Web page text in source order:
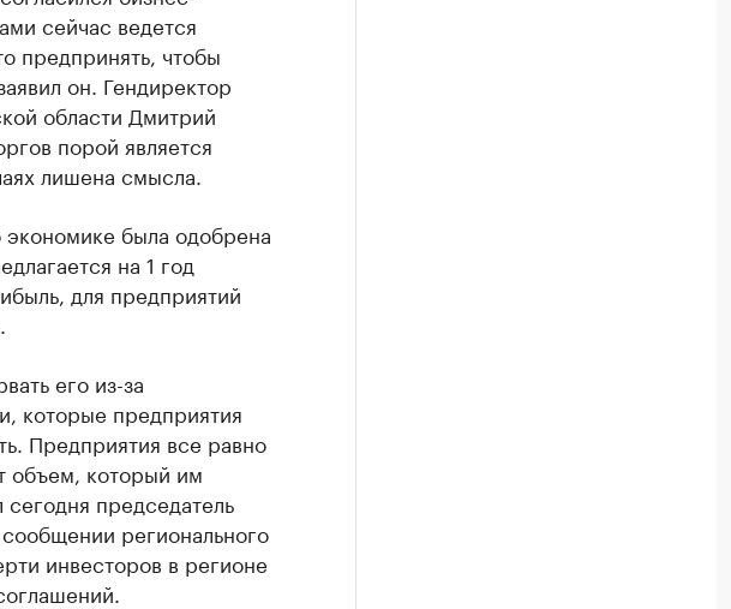
сейчас ведется
предпринять, чтобы
он. Гендиректор
области Дмитрий
порой является
лишена смысла.
была одобрена
на 1 год
для предприятий
его из-за
которые предприятия
Предприятия все равно
объем, который им
председатель
регионального
инвесторов в регионе